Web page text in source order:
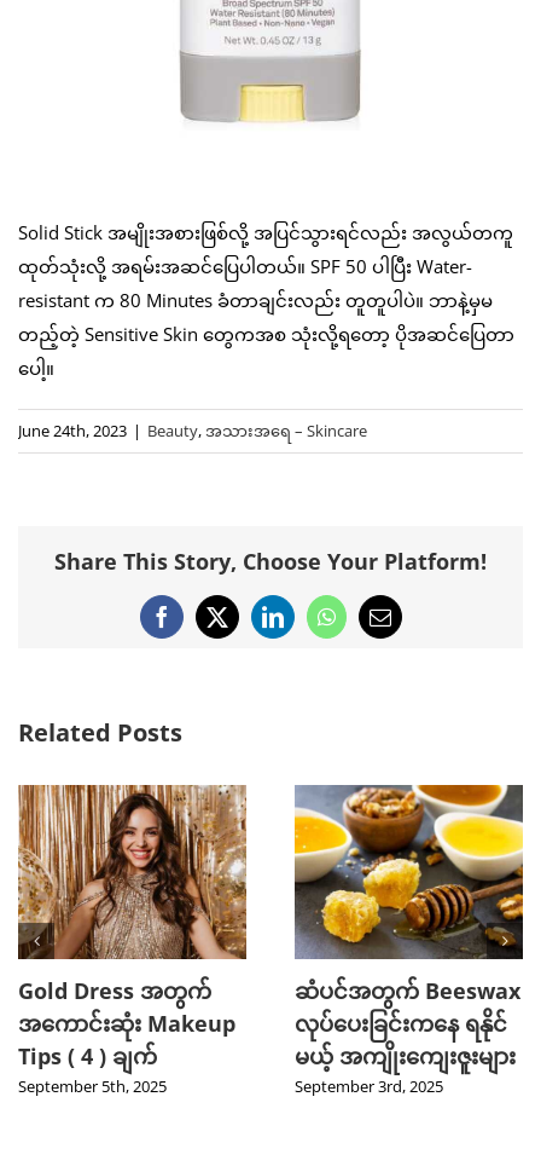
Solid Stick အမျိုးအစားဖြစ်လို့ အပြင်သွားရင်လည်း အလွယ်တကူ
ထုတ်သုံးလို့ အရမ်းအဆင်ပြေပါတယ်။ SPF 50 ပါပြီး Water-
resistant က 80 Minutes ခံတာချင်းလည်း တူတူပါပဲ။ ဘာနဲ့မှမ
တည့်တဲ့ Sensitive Skin တွေကအစ သုံးလို့ရတော့ ပိုအဆင်ပြေတာ
ပေါ့။
June 24th, 2023 | Beauty,အသားအရေ – Skincare
Share This Story, Choose Your Platform!
Facebook
X LinkedInWhatsApp
Email
Related Posts
Gold Dress အတွက်
အကောင်းဆုံး Makeup
Tips ( 4 ) ချက်
September 5th, 2025
ဆံပင်အတွက် Beeswax
လုပ်ပေးခြင်းကနေ ရနိုင်
မယ့် အကျိုးကျေးဇူးများ
September 3rd, 2025